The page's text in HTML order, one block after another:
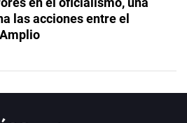
las acciones entre el